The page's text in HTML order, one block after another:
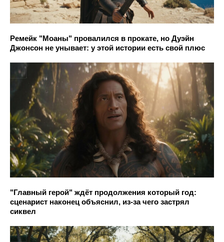
Ремейк "Моаны" провалился в прокате, но Дуэйн
Джонсон не унывает: у этой истории есть свой плюс
"Главный герой" ждёт продолжения который год:
сценарист наконец объяснил, из-за чего застрял
сиквел